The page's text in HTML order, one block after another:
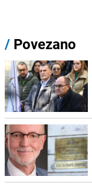
/ Povezano